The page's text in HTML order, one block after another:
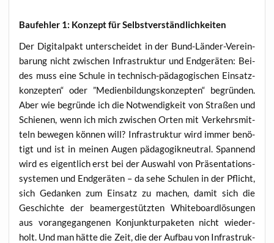
Bau­feh­ler 1: Kon­zept für Selbstverständlichkeiten
Der Digi­tal­pakt unter­schei­det in der Bund-Län­der-Ver­ein­
ba­rung nicht zwi­schen Infra­struk­tur und End­ge­rä­ten: Bei­
des muss eine Schu­le in tech­nisch-päd­ago­gi­schen Ein­satz­
kon­zep­ten“ oder ”Medi­en­bil­dungs­kon­zep­ten“ begrün­den.
Aber wie begrün­de ich die Not­wen­dig­keit von Stra­ßen und
Schie­nen, wenn ich mich zwi­schen Orten mit Ver­kehrs­mit­
teln bewe­gen kön­nen will? Infra­struk­tur wird immer benö­
tigt und ist in mei­nen Augen päd­ago­gik­neu­tral. Span­nend
wird es eigent­lich erst bei der Aus­wahl von Prä­sen­ta­ti­ons­
sys­te­men und End­ge­rä­ten – da sehe Schu­len in der Pflicht,
sich Gedan­ken zum Ein­satz zu machen, damit sich die
Geschich­te der bea­mer­ge­stütz­ten White­board­lö­sun­gen
aus vor­an­ge­gan­ge­nen Kon­junk­tur­pa­ke­ten nicht wie­der­
holt. Und man hät­te die Zeit, die der Auf­bau von Infra­struk­